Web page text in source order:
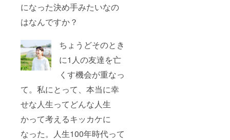
になった決め手みたいなの
はなんですか？
ちょうどそのとき
に1人の友達を亡
くす機会が重なっ
て。私にとって、本当に幸
せな人生ってどんな人生
かって考えるキッカケに
なった。人生100年時代って